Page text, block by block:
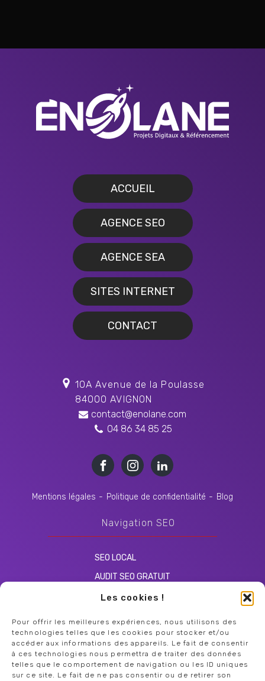
Les cookies !
Pour offrir les meilleures expériences, nous utilisons des
technologies telles que les cookies pour stocker et/ou
accéder aux informations des appareils. Le fait de consentir
à ces technologies nous permettra de traiter des données
telles que le comportement de navigation ou les ID uniques
sur ce site. Le fait de ne pas consentir ou de retirer son
ACCUEIL
AGENCE SEO
AGENCE SEA
SITES INTERNET
CONTACT
10A Avenue de la Poulasse
84000 AVIGNON
contact@enolane.com
04 86 34 85 25
Mentions légales - Politique de confidentialité - Blog
Navigation SEO
SEO LOCAL
AUDIT SEO GRATUIT
CONSULTANT SEO
Navigation Web
AGENCE WEB VAUCLUSE
AGENCE WEB CARPENTRAS